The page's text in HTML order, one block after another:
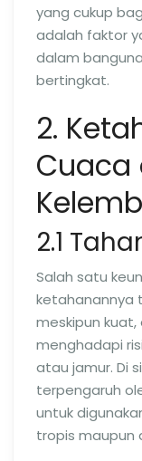
yang cukup
adalah faktor
dalam
bertingkat.
2.
Cuaca
2.1
Salah satu
ketahanannya
meskipun
menghadapi
atau jamur. Di
terpengaruh
untuk
tropis maupun